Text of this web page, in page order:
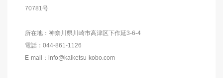
70781号
所在地：神奈川県川崎市高津区下作延3-6-4
電話：044-861-1126
E-mail：info@kaiketsu-kobo.com